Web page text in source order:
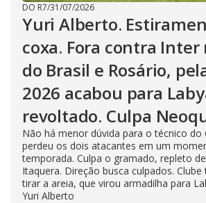
DO R7/31/07/2026
Yuri Alberto.
coxa. Fora contra Inter
do Brasil e Rosário,
2026 acabou para
revoltado. Culpa
Não há menor dúvida para o técnico do
perdeu os dois atacantes em um
temporada. Culpa o gramado, repleto
Itaquera. Direção busca culpados.
tirar a areia, que virou armadilha para
Yuri Alberto